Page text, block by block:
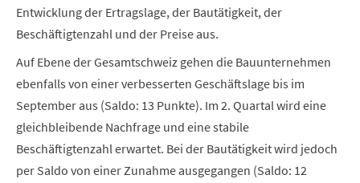
Entwicklung der Ertragslage, der Bautätigkeit, der
Beschäftigtenzahl und der Preise aus.
Auf Ebene der Gesamtschweiz gehen die Bauunternehmen
ebenfalls von einer verbesserten Geschäftslage bis im
September aus (Saldo: 13 Punkte). Im 2. Quartal wird eine
gleichbleibende Nachfrage und eine stabile
Beschäftigtenzahl erwartet. Bei der Bautätigkeit wird jedoch
per Saldo von einer Zunahme ausgegangen (Saldo: 12